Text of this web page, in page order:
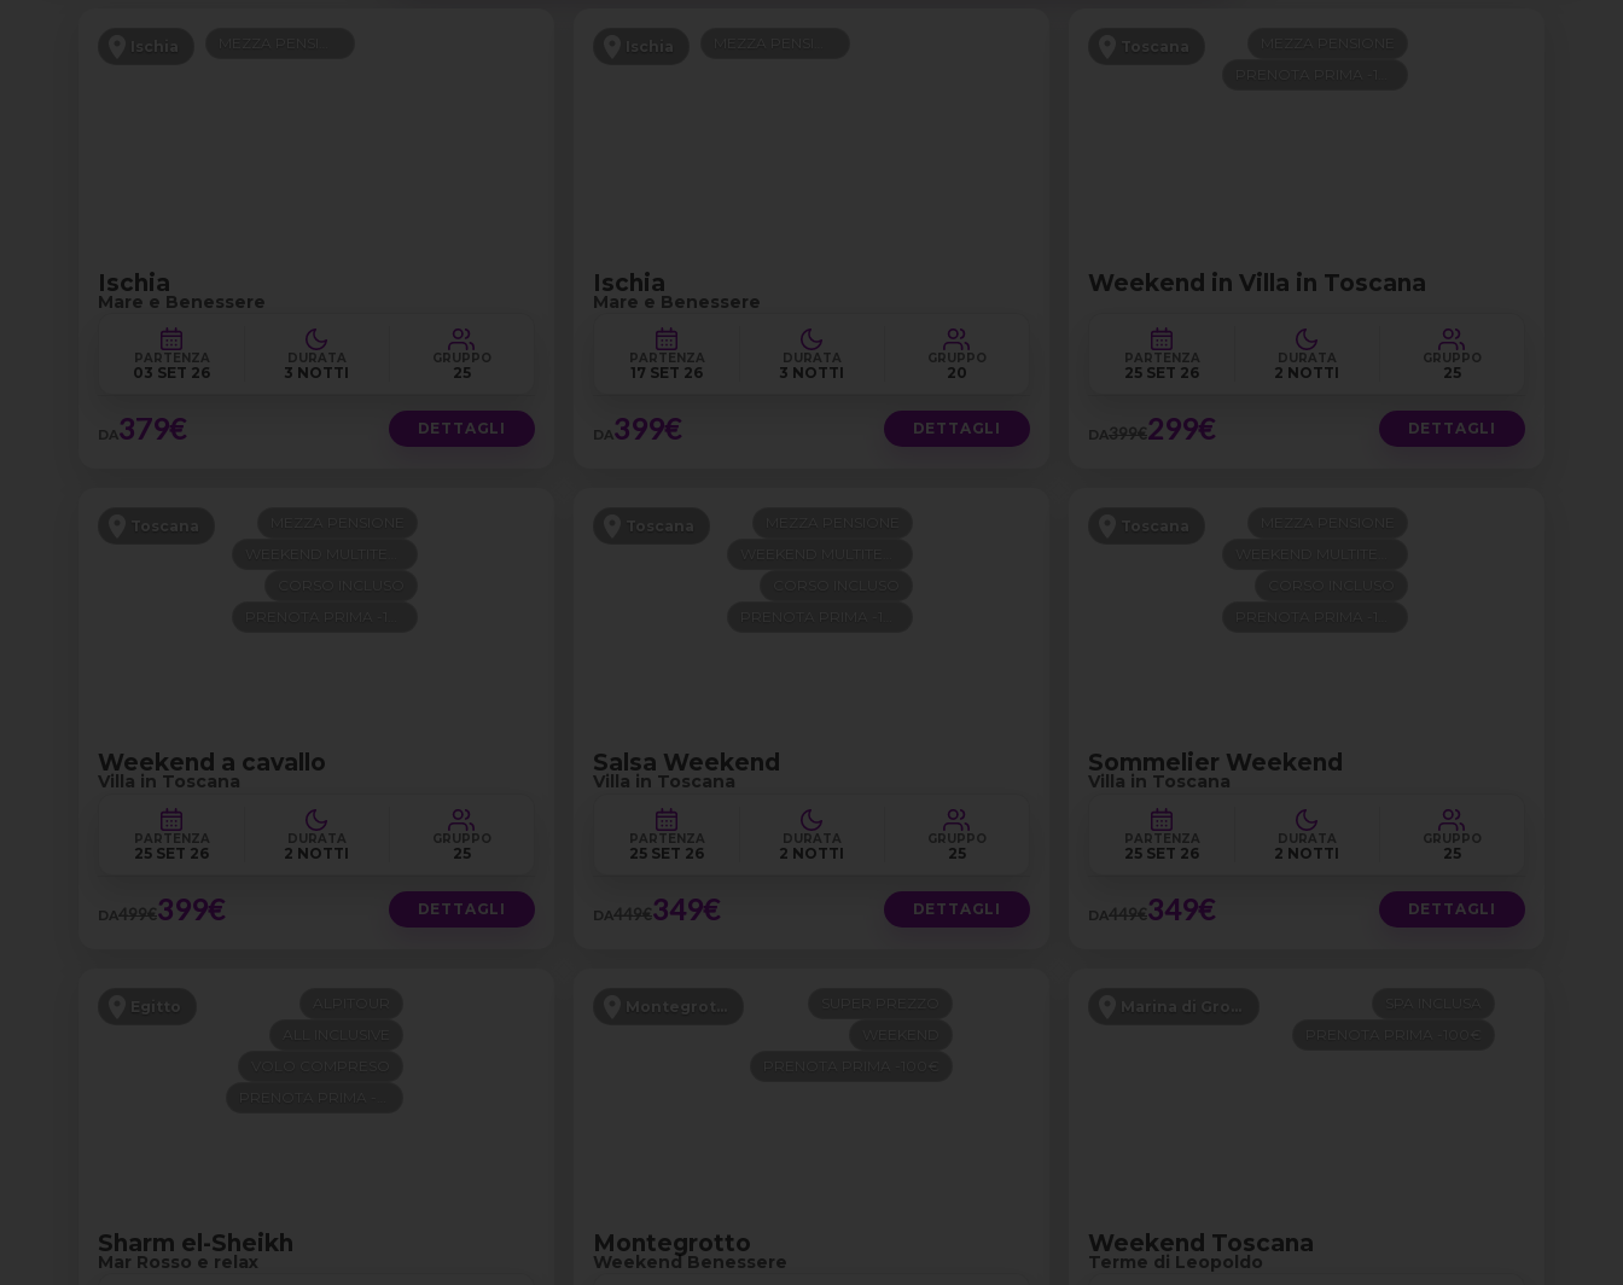
Ischia
Ischia
Mare e Benessere
PARTENZA
03 SET 26
DURATA
3 NOTTI
GRUPPO
25
DA379€ DETTAGLI
Ischia
Ischia
Mare e Benessere
PARTENZA
17 SET 26
DURATA
3 NOTTI
GRUPPO
20
DA399€ DETTAGLI
Toscana
Weekend in Villa in Toscana
PARTENZA
25 SET 26
DURATA
2 NOTTI
GRUPPO
25
DA399€299€ DETTAGLI
Toscana
Weekend a cavallo
Villa in Toscana
PARTENZA
25 SET 26
DURATA
2 NOTTI
GRUPPO
25
DA499€399€ DETTAGLI
Toscana
Salsa Weekend
Villa in Toscana
PARTENZA
25 SET 26
DURATA
2 NOTTI
GRUPPO
25
DA449€349€ DETTAGLI
Toscana
Sommelier Weekend
Villa in Toscana
PARTENZA
25 SET 26
DURATA
2 NOTTI
GRUPPO
25
DA449€349€ DETTAGLI
Egitto
Sharm el-Sheikh
Mar Rosso e relax
Montegrotto
Montegrotto
Weekend Benessere
Marina di Grosseto
Weekend Toscana
Terme di Leopoldo